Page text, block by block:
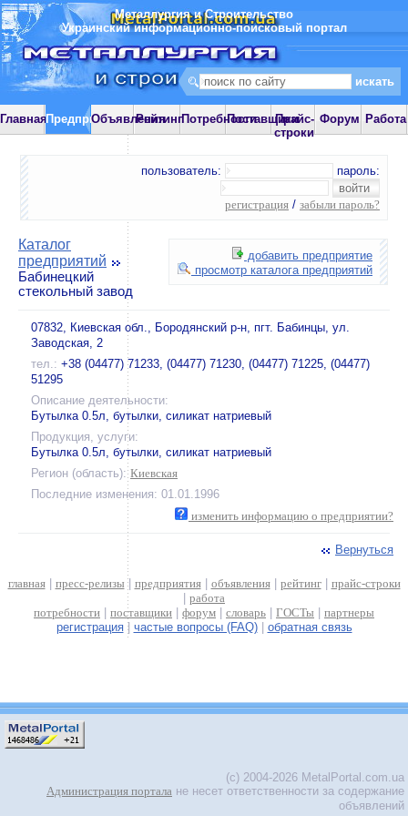
Металлургия и Строительство
Украинский информационно-поисковый портал
ГлавнаяПредприятияОбъявления
РейтингПотребностиПоставщики
Прайс-
строки
Форум Работа
пользователь: пароль:
регистрация / забыли пароль?
добавить предприятие
просмотр каталога предприятий
Каталог
предприятий
Бабинецкий
стекольный завод
07832, Киевская обл., Бородянский р-н, пгт. Бабинцы, ул.
Заводская, 2
тел.: +38 (04477) 71233, (04477) 71230, (04477) 71225, (04477)
51295
Описание деятельности:
Бутылка 0.5л, бутылки, силикат натриевый
Продукция, услуги:
Бутылка 0.5л, бутылки, силикат натриевый
Регион (область): Киевская
Последние изменения: 01.01.1996
изменить информацию о предприятии?
Вернуться
главная| пресс-релизы | предприятия| объявления| рейтинг| прайс-строки
работа
потребности
поставщики форум словарь ГОСТы
партнеры
регистрация| частые вопросы (FAQ)| обратная связь
(c) 2004-2026 MetalPortal.com.ua
Администрация портала не несет ответственности за содержание
объявлений